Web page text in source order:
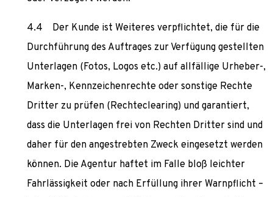
Der Kunde ist Weiteres verpflichtet, die für die
Durchführung des Auftrages zur Verfügung gestellten
Unterlagen (Fotos, Logos etc.) auf allfällige Urheber-,
Marken-, Kennzeichenrechte oder sonstige Rechte
Dritter zu prüfen (Rechteclearing) und garantiert,
dass die Unterlagen frei von Rechten Dritter sind und
daher für den angestrebten Zweck eingesetzt werden
können. Die Agentur haftet im Falle bloß leichter
Fahrlässigkeit oder nach Erfüllung ihrer Warnpflicht –